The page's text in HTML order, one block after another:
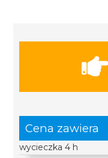
Cena zawiera
wycieczka 4 h